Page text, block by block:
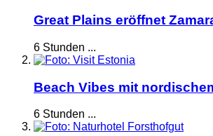
Great Plains eröffnet
6 Stunden ...
Beach Vibes mit
6 Stunden ...